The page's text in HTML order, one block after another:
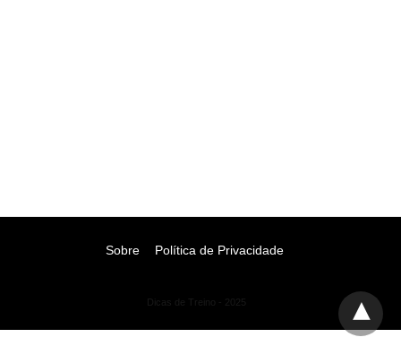
Sobre Política de Privacidade
Dicas de Treino - 2025